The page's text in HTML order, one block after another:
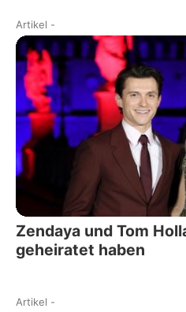
Artikel -
Zendaya und Tom
geheiratet haben
Artikel -